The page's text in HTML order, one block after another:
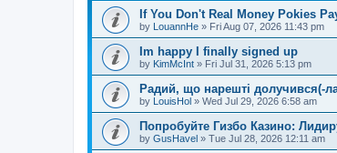
If You Don't Real Money Pokies
by LouannHe » Fri Aug 07, 2026 11:43 pm
Im happy I finally signed up
by KimMcInt » Fri Jul 31, 2026 5:13 pm
Радий, що нарешті долучився(-
by LouisHol » Wed Jul 29, 2026 6:58 am
Попробуйте Гизбо Казино:
by GusHavel » Tue Jul 28, 2026 12:11 am